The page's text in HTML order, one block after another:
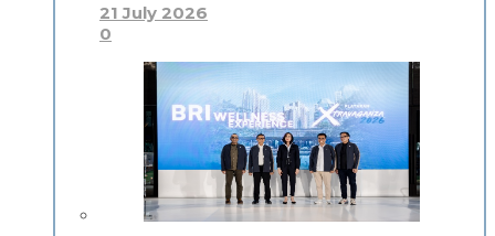
21 July 2026
0